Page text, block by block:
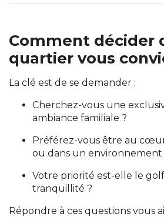
Comment décider
quartier vous
La clé est de se demander :
Cherchez-vous une
ambiance familiale ?
Préférez-vous être au cœur
ou dans un environnement
Votre priorité est-elle le
tranquillité ?
Répondre à ces questions vous